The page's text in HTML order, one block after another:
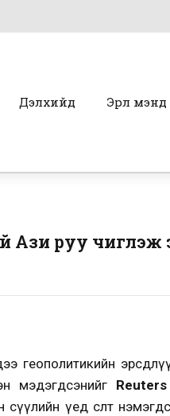
Дэлхийд Эрүүл мэнд
Ази руу чиглэж
геополитикийн
мэдэгдсэнийг Reuters
сүүлийн үед өсөлт